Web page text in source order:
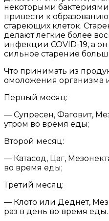
некоторыми
привести к
стареющих клеток.
делают легкие более
инфекции COVID-19, а
сильное старение
Что принимать из
омоложения организма
Первый месяц:
— Супресен, Фаговит,
утром во время еды;
Второй месяц:
— Катасод, Цаг,
во время еды;
Третий месяц:
— Клото или Деднет,
раз в день во время еды.